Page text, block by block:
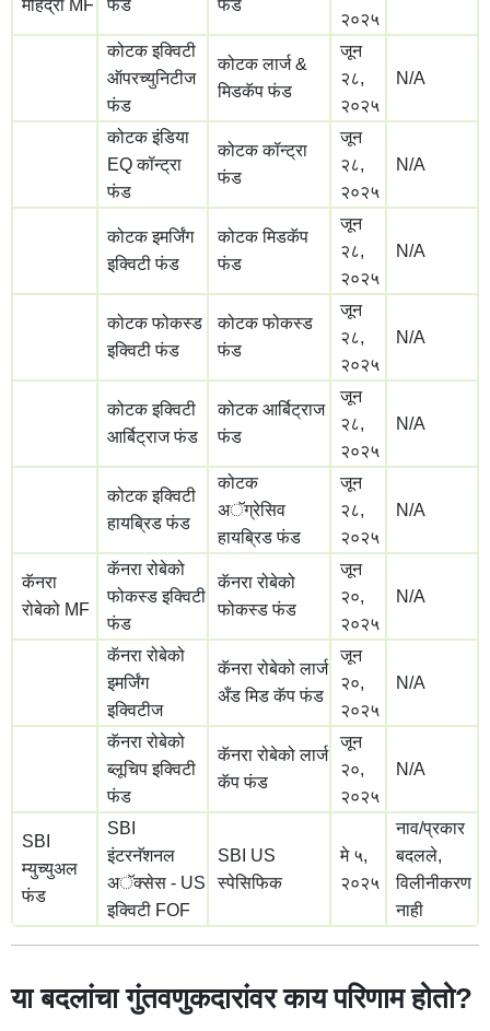
महिंद्रा MF फंड फंड
२०२५
कोटक इक्विटी
ऑपरच्युनिटीज
फंड
कोटक लार्ज &
मिडकॅप फंड
जून
२८,
२०२५
N/A
कोटक इंडिया
EQ कॉन्ट्रा
फंड
कोटक कॉन्ट्रा
फंड
जून
२८,
२०२५
N/A
कोटक इमर्जिंग
इक्विटी फंड
कोटक मिडकॅप
फंड
जून
२८,
२०२५
N/A
कोटक फोकस्ड
इक्विटी फंड
कोटक फोकस्ड
फंड
जून
२८,
२०२५
N/A
कोटक इक्विटी
आर्बिट्राज फंड
कोटक आर्बिट्राज
फंड
जून
२८,
२०२५
N/A
कोटक इक्विटी
हायब्रिड फंड
कोटक
अॅग्रेसिव
हायब्रिड फंड
जून
२८,
२०२५
N/A
कॅनरा
रोबेको MF
कॅनरा रोबेको
फोकस्ड इक्विटी
फंड
कॅनरा रोबेको
फोकस्ड फंड
जून
२०,
२०२५
N/A
कॅनरा रोबेको
इमर्जिंग
इक्विटीज
कॅनरा रोबेको लार्ज
अँड मिड कॅप फंड
जून
२०,
२०२५
N/A
कॅनरा रोबेको
ब्लूचिप इक्विटी
फंड
कॅनरा रोबेको लार्ज
कॅप फंड
जून
२०,
२०२५
N/A
SBI
म्युच्युअल
फंड
SBI
इंटरनॅशनल
अॅक्सेस - US
इक्विटी FOF
SBI US
स्पेसिफिक
मे ५,
२०२५
नाव/प्रकार
बदलले,
विलीनीकरण
नाही
या बदलांचा गुंतवणुकदारांवर काय परिणाम होतो?